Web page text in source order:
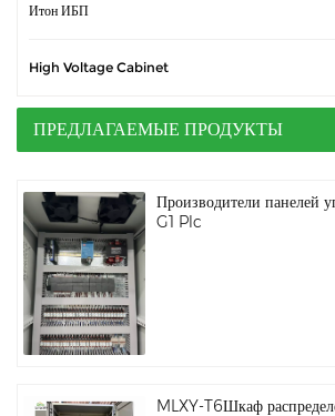
Итон ИБП
High Voltage Cabinet
ПРЕДЛАГАЕМЫЕ ПРОДУКТЫ
Производители панелей
G1 Plc
MLXY-T6Шкаф